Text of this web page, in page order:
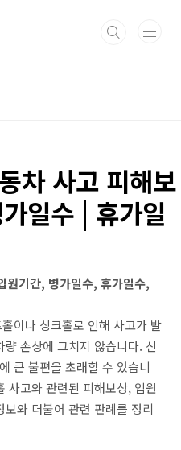
차 사고 피해보
일수 | 휴가일
원기간, 병가일수, 휴가일수,
이나 싱크홀로 인해 사고가 발
손상에 그치지 않습니다. 신
큰 불편을 초래할 수 있습니
사고와 관련된 피해보상, 입원
와 더불어 관련 판례를 정리